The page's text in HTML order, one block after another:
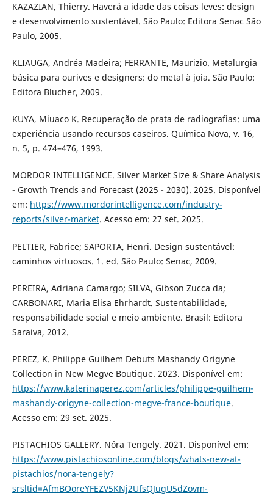
KAZAZIAN, Thierry. Haverá a idade das coisas leves: design
e desenvolvimento sustentável. São Paulo: Editora Senac São
Paulo, 2005.
KLIAUGA, Andréa Madeira; FERRANTE, Maurizio. Metalurgia
básica para ourives e designers: do metal à joia. São Paulo:
Editora Blucher, 2009.
KUYA, Miuaco K. Recuperação de prata de radiografias: uma
experiência usando recursos caseiros. Química Nova, v. 16,
n. 5, p. 474–476, 1993.
MORDOR INTELLIGENCE. Silver Market Size & Share Analysis
- Growth Trends and Forecast (2025 - 2030). 2025. Disponível
em: https://www.mordorintelligence.com/industry-
reports/silver-market. Acesso em: 27 set. 2025.
PELTIER, Fabrice; SAPORTA, Henri. Design sustentável:
caminhos virtuosos. 1. ed. São Paulo: Senac, 2009.
PEREIRA, Adriana Camargo; SILVA, Gibson Zucca da;
CARBONARI, Maria Elisa Ehrhardt. Sustentabilidade,
responsabilidade social e meio ambiente. Brasil: Editora
Saraiva, 2012.
PEREZ, K. Philippe Guilhem Debuts Mashandy Origyne
Collection in New Megve Boutique. 2023. Disponível em:
https://www.katerinaperez.com/articles/philippe-guilhem-
mashandy-origyne-collection-megve-france-boutique.
Acesso em: 29 set. 2025.
PISTACHIOS GALLERY. Nóra Tengely. 2021. Disponível em:
https://www.pistachiosonline.com/blogs/whats-new-at-
pistachios/nora-tengely?
srsltid=AfmBOoreYFEZV5KNj2UfsQJugU5dZovm-